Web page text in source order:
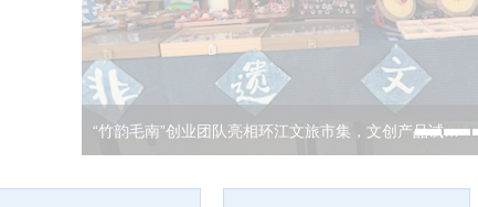
“竹韵毛南”创业团队亮相环江文旅市集，文创产品试…
近日，“竹韵毛南 —— 花竹帽非遗活态传承与海外市场开拓